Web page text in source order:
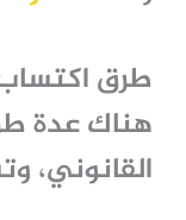
طرق اكتساب
هناك عدة
القانوني،